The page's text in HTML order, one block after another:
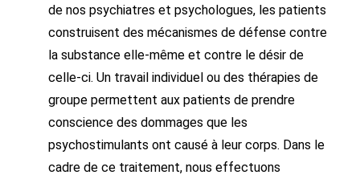
de nos psychiatres et psychologues, les patients
construisent des mécanismes de défense contre
la substance elle-même et contre le désir de
celle-ci. Un travail individuel ou des thérapies de
groupe permettent aux patients de prendre
conscience des dommages que les
psychostimulants ont causé à leur corps. Dans le
cadre de ce traitement, nous effectuons